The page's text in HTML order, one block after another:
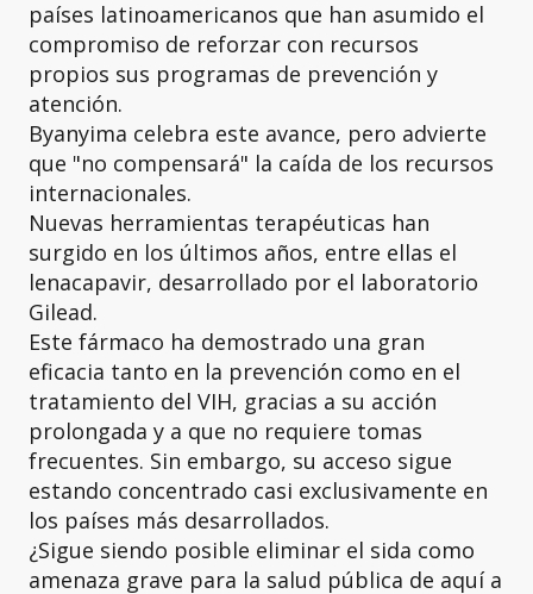
países latinoamericanos que han asumido el
compromiso de reforzar con recursos
propios sus programas de prevención y
atención.
Byanyima celebra este avance, pero advierte
que "no compensará" la caída de los recursos
internacionales.
Nuevas herramientas terapéuticas han
surgido en los últimos años, entre ellas el
lenacapavir, desarrollado por el laboratorio
Gilead.
Este fármaco ha demostrado una gran
eficacia tanto en la prevención como en el
tratamiento del VIH, gracias a su acción
prolongada y a que no requiere tomas
frecuentes. Sin embargo, su acceso sigue
estando concentrado casi exclusivamente en
los países más desarrollados.
¿Sigue siendo posible eliminar el sida como
amenaza grave para la salud pública de aquí a